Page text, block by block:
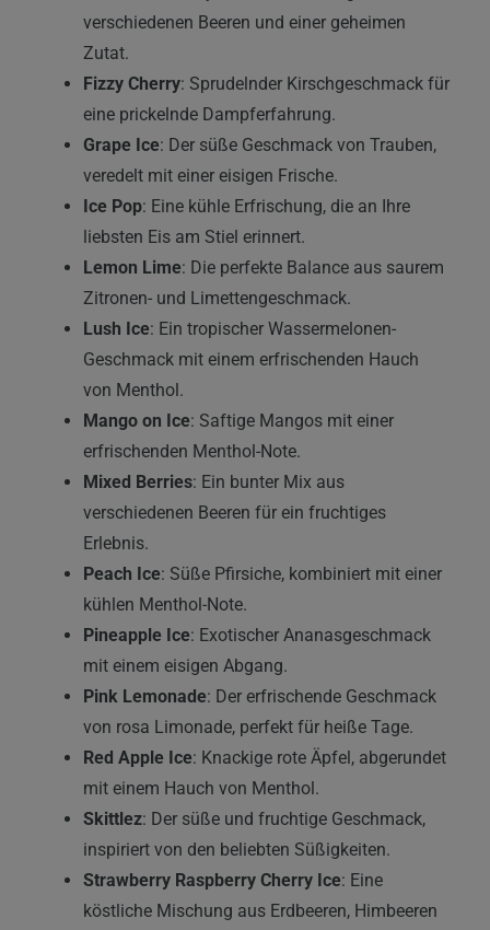
verschiedenen Beeren und einer geheimen
Zutat.
Fizzy Cherry: Sprudelnder Kirschgeschmack für
eine prickelnde Dampferfahrung.
Grape Ice: Der süße Geschmack von Trauben,
veredelt mit einer eisigen Frische.
Ice Pop: Eine kühle Erfrischung, die an Ihre
liebsten Eis am Stiel erinnert.
Lemon Lime: Die perfekte Balance aus saurem
Zitronen- und Limettengeschmack.
Lush Ice: Ein tropischer Wassermelonen-
Geschmack mit einem erfrischenden Hauch
von Menthol.
Mango on Ice: Saftige Mangos mit einer
erfrischenden Menthol-Note.
Mixed Berries: Ein bunter Mix aus
verschiedenen Beeren für ein fruchtiges
Erlebnis.
Peach Ice: Süße Pfirsiche, kombiniert mit einer
kühlen Menthol-Note.
Pineapple Ice: Exotischer Ananasgeschmack
mit einem eisigen Abgang.
Pink Lemonade: Der erfrischende Geschmack
von rosa Limonade, perfekt für heiße Tage.
Red Apple Ice: Knackige rote Äpfel, abgerundet
mit einem Hauch von Menthol.
Skittlez: Der süße und fruchtige Geschmack,
inspiriert von den beliebten Süßigkeiten.
Strawberry Raspberry Cherry Ice: Eine
köstliche Mischung aus Erdbeeren, Himbeeren